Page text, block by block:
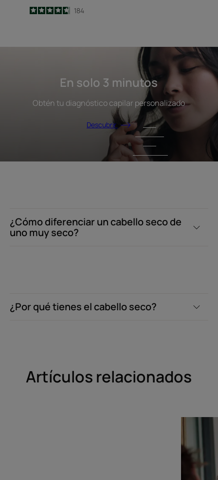
4.6
/5
184
Descubrir
En solo 3 minutos
Obtén tu diagnóstico capilar personalizado
Descubrir
¿Cómo diferenciar un cabello seco de
uno muy seco?
¿Por qué tienes el cabello seco?
Artículos relacionados
rutina